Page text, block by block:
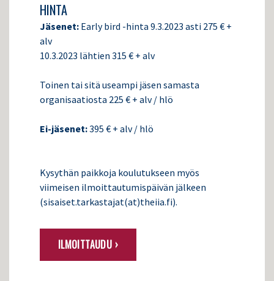
HINTA
Jäsenet: Early bird -hinta 9.3.2023 asti 275 € +
alv
10.3.2023 lähtien 315 € + alv
Toinen tai sitä useampi jäsen samasta
organisaatiosta 225 € + alv / hlö
Ei-jäsenet:395 € + alv / hlö
Kysythän paikkoja koulutukseen myös
viimeisen ilmoittautumispäivän jälkeen
(sisaiset.tarkastajat(at)theiia.fi).
ILMOITTAUDU ›